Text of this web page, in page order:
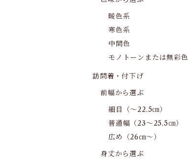
暖色系
寒色系
中間色
モノトーンまたは無彩色
訪問着・付下げ
前幅から選ぶ
細目（～22.5㎝）
普通幅（23～25.5㎝）
広め（26㎝～）
身丈から選ぶ